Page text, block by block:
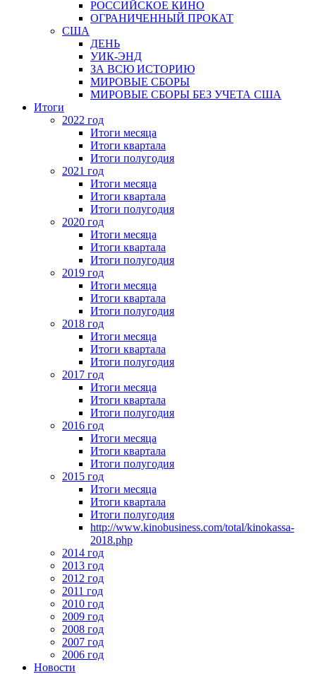
РОССИЙСКОЕ КИНО
ОГРАНИЧЕННЫЙ ПРОКАТ
США
ДЕНЬ
УИК-ЭНД
ЗА ВСЮ ИСТОРИЮ
МИРОВЫЕ СБОРЫ
МИРОВЫЕ СБОРЫ БЕЗ УЧЕТА США
Итоги
2022 год
Итоги месяца
Итоги квартала
Итоги полугодия
2021 год
Итоги месяца
Итоги квартала
Итоги полугодия
2020 год
Итоги месяца
Итоги квартала
Итоги полугодия
2019 год
Итоги месяца
Итоги квартала
Итоги полугодия
2018 год
Итоги месяца
Итоги квартала
Итоги полугодия
2017 год
Итоги месяца
Итоги квартала
Итоги полугодия
2016 год
Итоги месяца
Итоги квартала
Итоги полугодия
2015 год
Итоги месяца
Итоги квартала
Итоги полугодия
http://www.kinobusiness.com/total/kinokassa-
2018.php
2014 год
2013 год
2012 год
2011 год
2010 год
2009 год
2008 год
2007 год
2006 год
Новости